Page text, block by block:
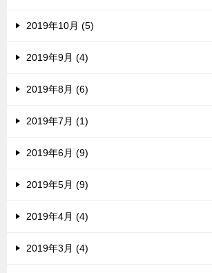
2019年10月 (5)
2019年9月 (4)
2019年8月 (6)
2019年7月 (1)
2019年6月 (9)
2019年5月 (9)
2019年4月 (4)
2019年3月 (4)